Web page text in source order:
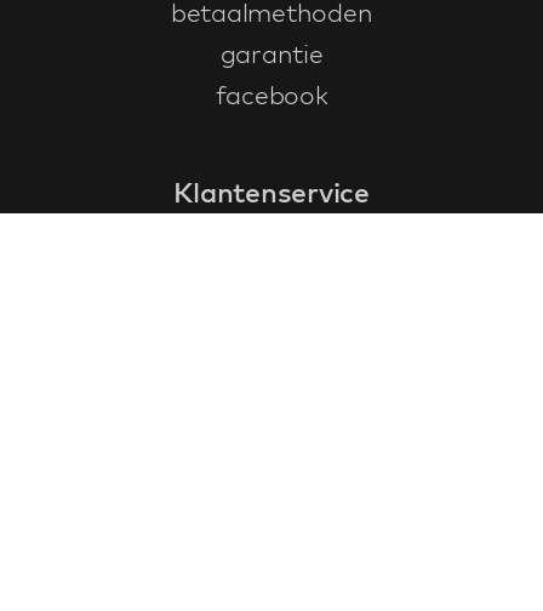
betaalmethoden
garantie
facebook
Klantenservice